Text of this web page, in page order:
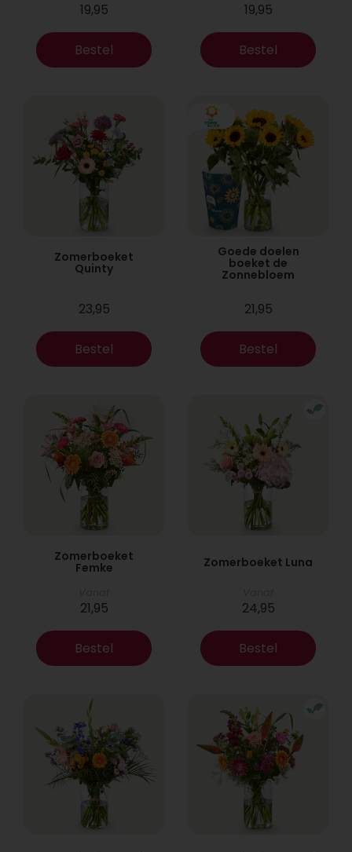
19,95
Bestel
19,95
Bestel
Zomerboeket
Quinty
23,95
Bestel
Goede doelen
boeket de
Zonnebloem
21,95
Bestel
Zomerboeket
Femke
21,95
Bestel
Zomerboeket Luna
24,95
Bestel